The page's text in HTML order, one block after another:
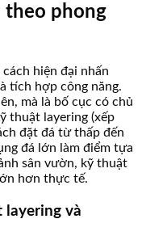
theo phong
hiện đại nhấn
tích hợp công năng.
mà là bố cục có chủ
thuật layering (xếp
đặt đá từ thấp đến
đá lớn làm điểm tựa
sân vườn, kỹ thuật
hơn thực tế.
layering và